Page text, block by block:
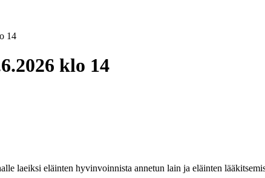
14
klo 14
laeiksi eläinten hyvinvoinnista annetun lain ja eläinten